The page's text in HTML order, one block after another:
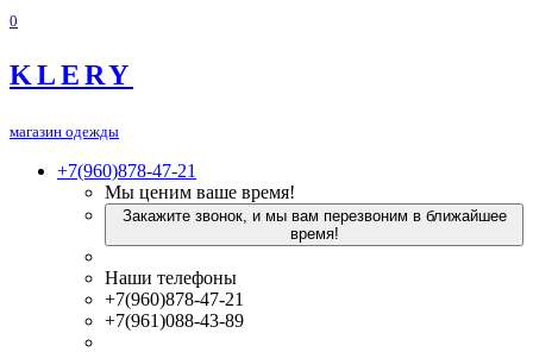
0
KLERY
магазин одежды
+7(960)878-47-21
Мы ценим ваше время!
Закажите звонок, и мы вам перезвоним в ближайшее
время!
Наши телефоны
+7(960)878-47-21
+7(961)088-43-89